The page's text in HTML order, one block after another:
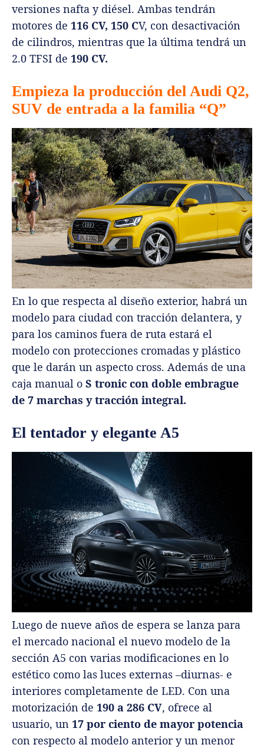
versiones nafta y diésel. Ambas tendrán
motores de 116 CV, 150 CV, con desactivación
de cilindros, mientras que la última tendrá un
2.0 TFSI de 190 CV.
Empieza la producción del Audi Q2,
SUV de entrada a la familia “Q”
En lo que respecta al diseño exterior, habrá un
modelo para ciudad con tracción delantera, y
para los caminos fuera de ruta estará el
modelo con protecciones cromadas y plástico
que le darán un aspecto cross. Además de una
caja manual o S tronic con doble embrague
de 7 marchas y tracción integral.
El tentador y elegante A5
Luego de nueve años de espera se lanza para
el mercado nacional el nuevo modelo de la
sección A5 con varias modificaciones en lo
estético como las luces externas –diurnas- e
interiores completamente de LED. Con una
motorización de 190 a 286 CV, ofrece al
usuario, un 17 por ciento de mayor potencia
con respecto al modelo anterior y un menor